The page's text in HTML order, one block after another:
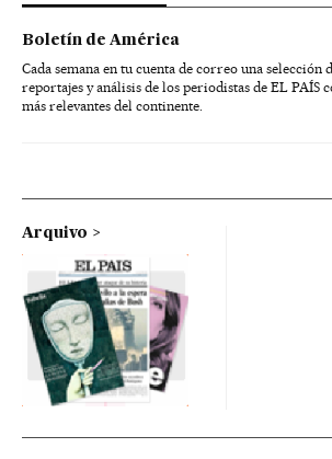
Boletín de América
Cada semana en tu cuenta de correo una selección
reportajes y análisis de los periodistas de EL PAÍS
más relevantes del continente.
Arquivo